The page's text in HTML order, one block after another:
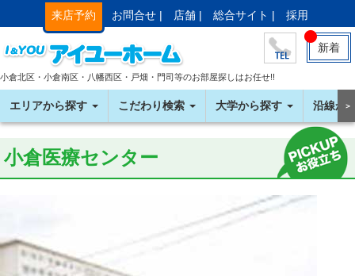
来店予約 お問合せ | 店舗 | 総合サイト | 採用
新着
小倉北区・小倉南区・八幡西区・戸畑・門司等のお部屋探しはお任せ!!
エリアから探す こだわり検索 大学から探す 沿線か＞
小倉医療センター